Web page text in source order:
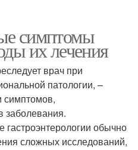
симптомы
их лечения
врач при
патологии, –
симптомов,
заболевания.
гастроэнтерологии обычно
сложных исследований,